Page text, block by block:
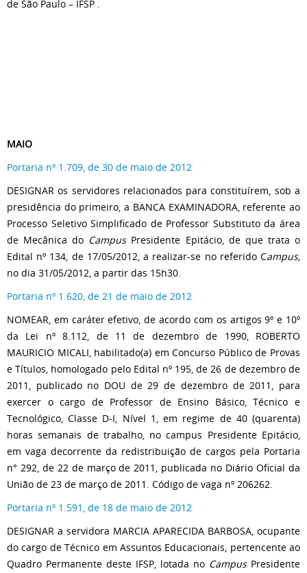
de São Paulo – IFSP .
MAIO
Portaria nº 1.709, de 30 de maio de 2012
DESIGNAR os servidores relacionados para constituírem, sob a
presidência do primeiro, a BANCA EXAMINADORA, referente ao
Processo Seletivo Simplificado de Professor Substituto da área
de Mecânica do CampusPresidente Epitácio, de que trata o
Edital nº 134, de 17/05/2012, a realizar-se no referido Campus,
no dia 31/05/2012, a partir das 15h30.
Portaria nº 1.620, de 21 de maio de 2012
NOMEAR, em caráter efetivo, de acordo com os artigos 9º e 10º
da Lei nº 8.112, de 11 de dezembro de 1990, ROBERTO
MAURICIO MICALI, habilitado(a) em Concurso Público de Provas
e Títulos, homologado pelo Edital nº 195, de 26 de dezembro de
2011, publicado no DOU de 29 de dezembro de 2011, para
exercer o cargo de Professor de Ensino Básico, Técnico e
Tecnológico, Classe D-I, Nível 1, em regime de 40 (quarenta)
horas semanais de trabalho, no campus Presidente Epitácio,
em vaga decorrente da redistribuição de cargos pela Portaria
n° 292, de 22 de março de 2011, publicada no Diário Oficial da
União de 23 de março de 2011. Código de vaga nº 206262.
Portaria nº 1.591, de 18 de maio de 2012
DESIGNAR a servidora MARCIA APARECIDA BARBOSA, ocupante
do cargo de Técnico em Assuntos Educacionais, pertencente ao
Quadro Permanente deste IFSP, lotada no Campus Presidente